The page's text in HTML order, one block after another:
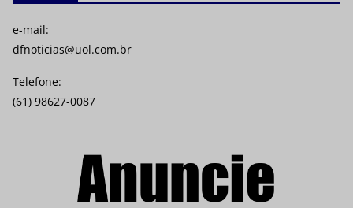
e-mail:
dfnoticias@uol.com.br
Telefone:
(61) 98627-0087